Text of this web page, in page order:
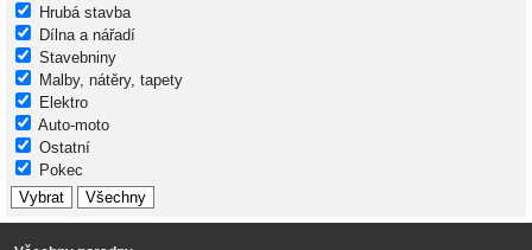
Hrubá stavba
Dílna a nářadí
Stavebniny
Malby, nátěry, tapety
Elektro
Auto-moto
Ostatní
Pokec